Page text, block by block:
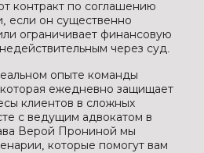
контракт по соглашению
если он существенно
ограничивает финансовую
через суд.
опыте команды
ежедневно защищает
клиентов в сложных
с ведущим адвокатом в
Верой Прониной мы
которые помогут вам